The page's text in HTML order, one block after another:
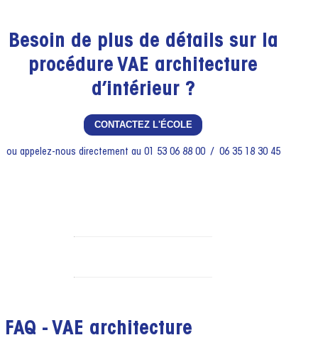
Besoin de plus de détails sur la
procédure VAE architecture
d’intérieur ?
CONTACTEZ L'ÉCOLE
ou appelez-nous directement au 01 53 06 88 00 / 06 35 18 30 45
FAQ - VAE architecture